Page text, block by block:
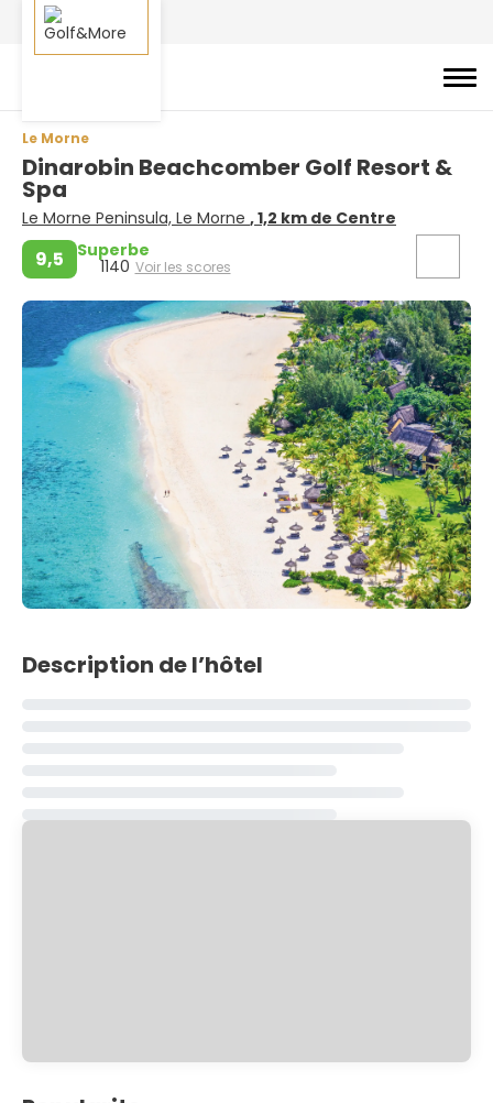
Le Morne
Dinarobin Beachcomber Golf Resort &
Spa
Le Morne Peninsula, Le Morne , 1,2 km de Centre
9,5 Superbe
1140 Voir les scores
Description de l’hôtel